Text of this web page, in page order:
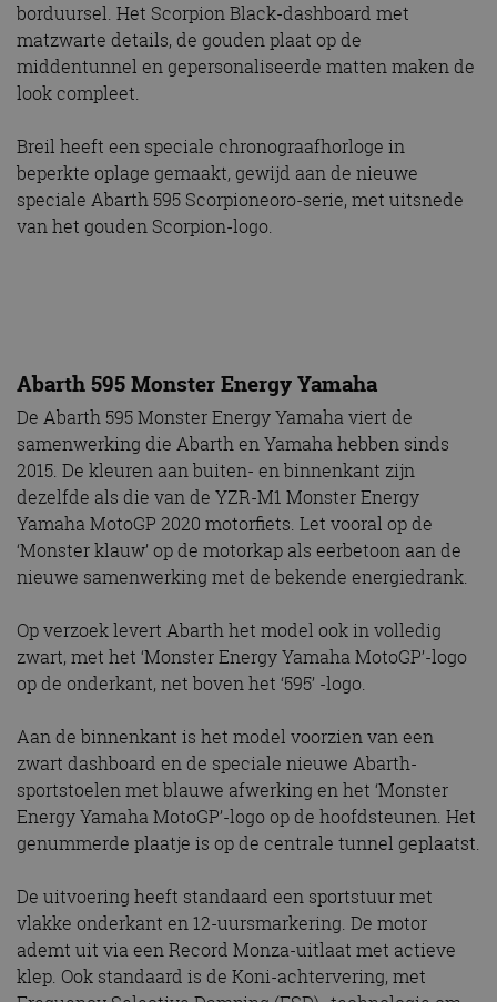
borduursel. Het Scorpion Black-dashboard met
matzwarte details, de gouden plaat op de
middentunnel en gepersonaliseerde matten maken de
look compleet.
Breil heeft een speciale chronograafhorloge in
beperkte oplage gemaakt, gewijd aan de nieuwe
speciale Abarth 595 Scorpioneoro-serie, met uitsnede
van het gouden Scorpion-logo.
Abarth 595 Monster Energy Yamaha
De Abarth 595 Monster Energy Yamaha viert de
samenwerking die Abarth en Yamaha hebben sinds
2015. De kleuren aan buiten- en binnenkant zijn
dezelfde als die van de YZR-M1 Monster Energy
Yamaha MotoGP 2020 motorfiets. Let vooral op de
‘Monster klauw’ op de motorkap als eerbetoon aan de
nieuwe samenwerking met de bekende energiedrank.
Op verzoek levert Abarth het model ook in volledig
zwart, met het ‘Monster Energy Yamaha MotoGP’-logo
op de onderkant, net boven het ‘595’ -logo.
Aan de binnenkant is het model voorzien van een
zwart dashboard en de speciale nieuwe Abarth-
sportstoelen met blauwe afwerking en het ‘Monster
Energy Yamaha MotoGP’-logo op de hoofdsteunen. Het
genummerde plaatje is op de centrale tunnel geplaatst.
De uitvoering heeft standaard een sportstuur met
vlakke onderkant en 12-uursmarkering. De motor
ademt uit via een Record Monza-uitlaat met actieve
klep. Ook standaard is de Koni-achtervering, met